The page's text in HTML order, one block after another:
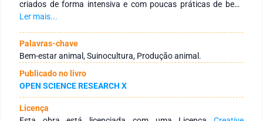
criados de forma intensiva e com poucas práticas de bem-
estar, onde devem produzir carne, leite e ovos mais
cenário, a urbanização, a mídia, a influência de organizações
da sociedade civil, o aumento da educação e do nível
econômico da população, são algumas das razões que
incentivam consumidores a se preocuparem com o bem-estar
animal durante o processo produtivo. As pessoas
começaram a questionar como e em que condições os
alimentos vinham da fazenda para a mesa. As condições em
Ler mais...
Palavras-chave
Bem-estar animal, Suinocultura, Produção animal.
Publicado no livro
OPEN SCIENCE RESEARCH X
Licença